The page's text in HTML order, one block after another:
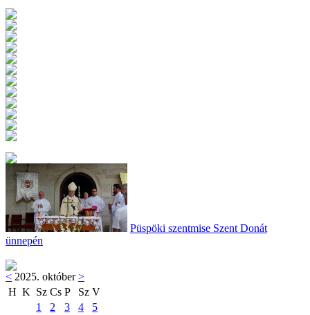
Püspöki szentmise Szent Donát
ünnepén
< 2025. október>
H K Sz Cs P Sz V
1
2 3 4
5